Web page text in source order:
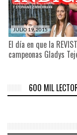
JULIO 19, 2015
El día en que la
campeonas Gladys
600 MIL